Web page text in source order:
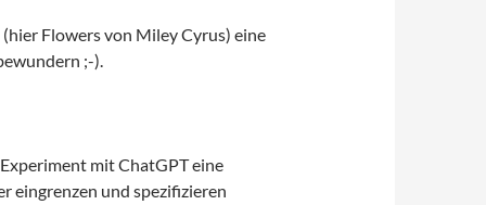
Flowers von Miley Cyrus) eine
;-).
mit ChatGPT eine
eingrenzen und spezifizieren